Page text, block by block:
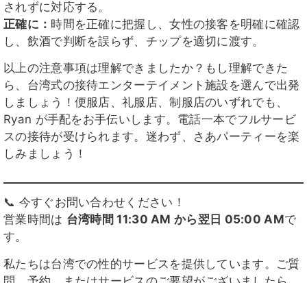
されずに対応する。
正確に： 時間を正確に把握し、女性の接客を明確に確認
し、飲酒で判断を誤らず、チップを適切に渡す。
以上の注意事項は理解できましたか？もし理解できた
ら、台湾式の接待エンターテイメント施設を選んで出発
しましょう！便服店、礼服店、制服店のいずれでも、
Ryan が手配をお手伝いします。電話一本でフルサービ
スの接待が受けられます。迷わず、さあパーティーを楽
しみましょう！
📞 今すぐお問い合わせください！
営業時間は 台湾時間 11:30 AM から翌日 05:00 AMで
す。
私たちは台湾での性的サービスを提供しています。ご質